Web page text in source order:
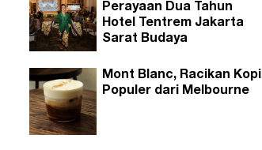
Perayaan Dua Tahun
Hotel Tentrem Jakarta
Sarat Budaya
Mont Blanc, Racikan Kopi
Populer dari Melbourne